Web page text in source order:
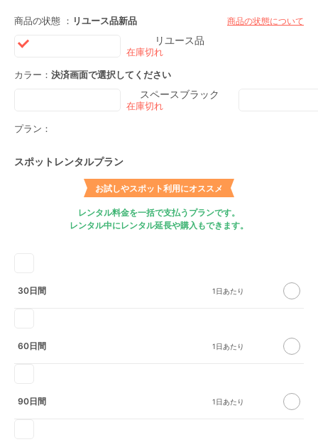
商品の状態 ： リユース品新品 商品の状態について
リユース品
カラー： 決済画面で選択してください
スペースブラック
プラン：
スポットレンタルプラン
お試しやスポット利用にオススメ
レンタル料金を一括で支払うプランです。
レンタル中にレンタル延長や購入もできます。
30日間
60日間
90日間